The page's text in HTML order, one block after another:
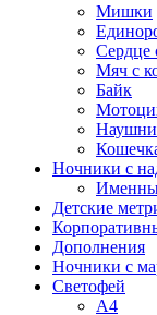
Мишки
Сердце
Мяч с
Байк
Ночники с
Детские
Дополнения
Ночники с
Светофей
А4